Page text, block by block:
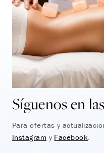
Síguenos en
Para ofertas y
Instagram y Facebook.